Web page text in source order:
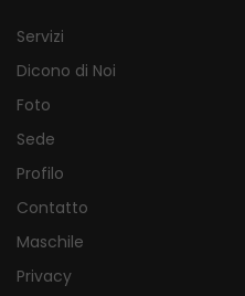
Servizi
Dicono di Noi
Foto
Sede
Profilo
Contatto
Maschile
Privacy